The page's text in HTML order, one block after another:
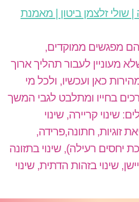
הם מפגשים ממוקדים,
מעוניין לעבור תהליך ארוך
כאן ועכשיו, ולכל מי
בחייו ומתלבט לגבי המשך
שינוי קריירה, שינוי
זוגיות, חתונה,פרידה,
יחסים רעילה), שינוי בתזונה
שינוי בזהות הדתית, שינוי